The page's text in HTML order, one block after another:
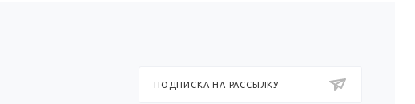
ПОДПИСКА НА РАССЫЛКУ